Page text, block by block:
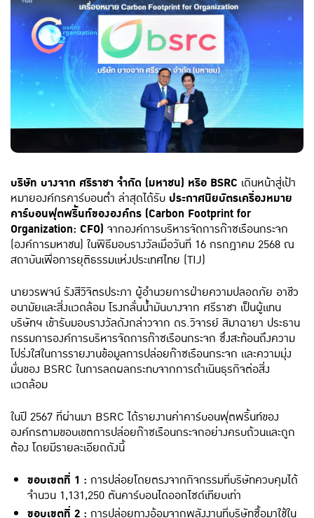
บริษัท บางจาก ศรีราชา จำกัด (มหาชน) หรือ BSRC เดินหน้าสู่เป้า
หมายองค์กรคาร์บอนต่ำ ล่าสุดได้รับ ประกาศนียบัตรเครื่องหมาย
คาร์บอนฟุตพริ้นท์ขององค์กร (Carbon Footprint for
Organization: CFO) จากองค์การบริหารจัดการก๊าซเรือนกระจก
(องค์การมหาชน) ในพิธีมอบรางวัลเมื่อวันที่ 16 กรกฎาคม 2568 ณ
สถาบันเพื่อการยุติธรรมแห่งประเทศไทย (TIJ)
นายวรพจน์ รังสีวิจิตรประภา ผู้อำนวยการฝ่ายความปลอดภัย อาชีว
อนามัยและสิ่งแวดล้อม โรงกลั่นน้ำมันบางจาก ศรีราชา เป็นผู้แทน
บริษัทฯ เข้ารับมอบรางวัลดังกล่าวจาก ดร.วิจารย์ สิมาฉายา ประธาน
กรรมการองค์การบริหารจัดการก๊าซเรือนกระจก ซึ่งสะท้อนถึงความ
โปร่งใสในการรายงานข้อมูลการปล่อยก๊าซเรือนกระจก และความมุ่ง
มั่นของ BSRC ในการลดผลกระทบจากการดำเนินธุรกิจต่อสิ่ง
แวดล้อม
ในปี 2567 ที่ผ่านมา BSRC ได้รายงานค่าคาร์บอนฟุตพริ้นท์ของ
องค์กรตามขอบเขตการปล่อยก๊าซเรือนกระจกอย่างครบถ้วนและถูก
ต้อง โดยมีรายละเอียดดังนี้
ขอบเขตที่ 1 : การปล่อยโดยตรงจากกิจกรรมที่บริษัทควบคุมได้
จำนวน 1,131,250 ตันคาร์บอนไดออกไซด์เทียบเท่า
ขอบเขตที่ 2 : การปล่อยทางอ้อมจากพลังงานที่บริษัทซื้อมาใช้ใน